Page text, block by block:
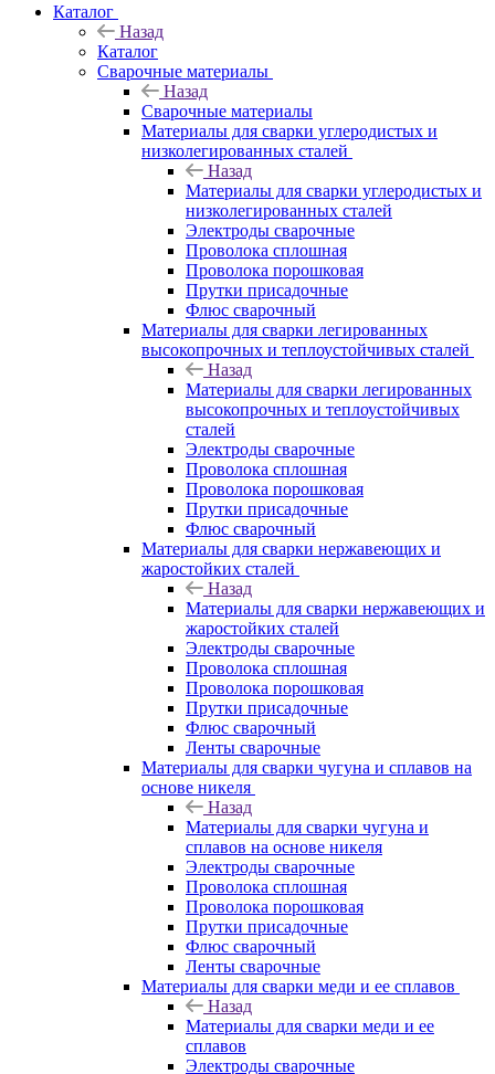
Каталог
Назад
Каталог
Сварочные материалы
Назад
Сварочные материалы
Материалы для сварки углеродистых и
низколегированных сталей
Назад
Материалы для сварки углеродистых и
низколегированных сталей
Электроды сварочные
Проволока сплошная
Проволока порошковая
Прутки присадочные
Флюс сварочный
Материалы для сварки легированных
высокопрочных и теплоустойчивых сталей
Назад
Материалы для сварки легированных
высокопрочных и теплоустойчивых
сталей
Электроды сварочные
Проволока сплошная
Проволока порошковая
Прутки присадочные
Флюс сварочный
Материалы для сварки нержавеющих и
жаростойких сталей
Назад
Материалы для сварки нержавеющих и
жаростойких сталей
Электроды сварочные
Проволока сплошная
Проволока порошковая
Прутки присадочные
Флюс сварочный
Ленты сварочные
Материалы для сварки чугуна и сплавов на
основе никеля
Назад
Материалы для сварки чугуна и
сплавов на основе никеля
Электроды сварочные
Проволока сплошная
Проволока порошковая
Прутки присадочные
Флюс сварочный
Ленты сварочные
Материалы для сварки меди и ее сплавов
Назад
Материалы для сварки меди и ее
сплавов
Электроды сварочные